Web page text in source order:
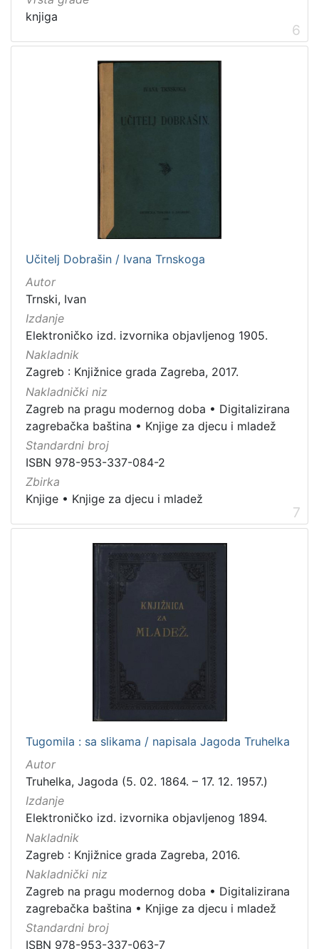
knjiga
6
Učitelj Dobrašin / Ivana Trnskoga
Autor
Trnski, Ivan
Izdanje
Elektroničko izd. izvornika objavljenog 1905.
Nakladnik
Zagreb : Knjižnice grada Zagreba, 2017.
Nakladnički niz
Zagreb na pragu modernog doba • Digitalizirana
zagrebačka baština • Knjige za djecu i mladež
Standardni broj
ISBN 978-953-337-084-2
Zbirka
Knjige • Knjige za djecu i mladež
7
Tugomila : sa slikama / napisala Jagoda Truhelka
Autor
Truhelka, Jagoda (5. 02. 1864. – 17. 12. 1957.)
Izdanje
Elektroničko izd. izvornika objavljenog 1894.
Nakladnik
Zagreb : Knjižnice grada Zagreba, 2016.
Nakladnički niz
Zagreb na pragu modernog doba • Digitalizirana
zagrebačka baština • Knjige za djecu i mladež
Standardni broj
ISBN 978-953-337-063-7